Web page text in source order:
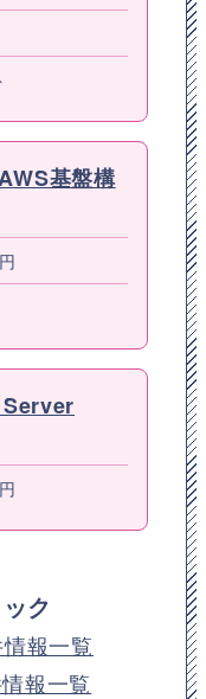
基盤構
ク
報一覧
報一覧